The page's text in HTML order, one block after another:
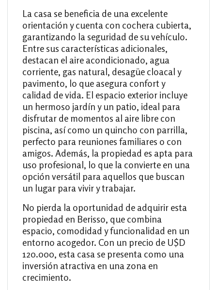
La casa se beneficia de una excelente
orientación y cuenta con cochera cubierta,
garantizando la seguridad de su vehículo.
Entre sus características adicionales,
destacan el aire acondicionado, agua
corriente, gas natural, desagüe cloacal y
pavimento, lo que asegura confort y
calidad de vida. El espacio exterior incluye
un hermoso jardín y un patio, ideal para
disfrutar de momentos al aire libre con
piscina, así como un quincho con parrilla,
perfecto para reuniones familiares o con
amigos. Además, la propiedad es apta para
uso profesional, lo que la convierte en una
opción versátil para aquellos que buscan
un lugar para vivir y trabajar.
No pierda la oportunidad de adquirir esta
propiedad en Berisso, que combina
espacio, comodidad y funcionalidad en un
entorno acogedor. Con un precio de U$D
120.000, esta casa se presenta como una
inversión atractiva en una zona en
crecimiento.